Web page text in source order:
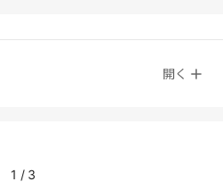
開く
1 / 3